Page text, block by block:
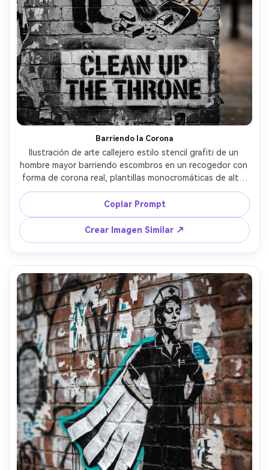
Barriendo la Corona
Ilustración de arte callejero estilo stencil grafiti de un
hombre mayor barriendo escombros en un recogedor con
forma de corona real, plantillas monocromáticas de alto
contraste, un acento dorado solo en el contorno de la
corona, muro de ladrillo áspero con bordes de papel roto,
niebla de aerosol, sátira política cruda, fuerte línea de
barrido diagonal, espacio minimalista para leyenda, lente
de 85 mm, poca profundidad de campo, iluminación suave
cinematográfica --ar 4:5
Copiar Prompt
Crear Imagen Similar ↗